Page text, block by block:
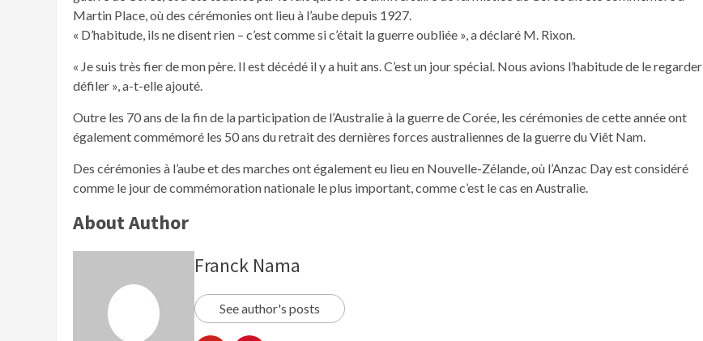
Martin Place, où des cérémonies ont lieu à l’aube depuis 1927.
« D’habitude, ils ne disent rien – c’est comme si c’était la guerre oubliée », a déclaré M. Rixon.
« Je suis très fier de mon père. Il est décédé il y a huit ans. C’est un jour spécial. Nous avions l’habitude de le regarder
défiler », a-t-elle ajouté.
Outre les 70 ans de la fin de la participation de l’Australie à la guerre de Corée, les cérémonies de cette année ont
également commémoré les 50 ans du retrait des dernières forces australiennes de la guerre du Viêt Nam.
Des cérémonies à l’aube et des marches ont également eu lieu en Nouvelle-Zélande, où l’Anzac Day est considéré
comme le jour de commémoration nationale le plus important, comme c’est le cas en Australie.
About Author
Franck Nama
See author's posts